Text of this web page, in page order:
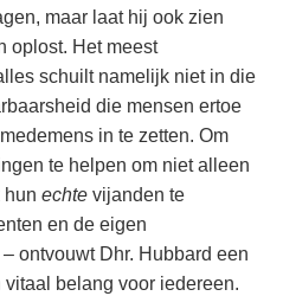
maar laat hij ook zien
oplost. Het meest
schuilt namelijk niet in die
die mensen ertoe
in te zetten. Om
te helpen om niet alleen
hun echte vijanden te
en de eigen
ontvouwt Dhr. Hubbard een
belang voor iedereen.